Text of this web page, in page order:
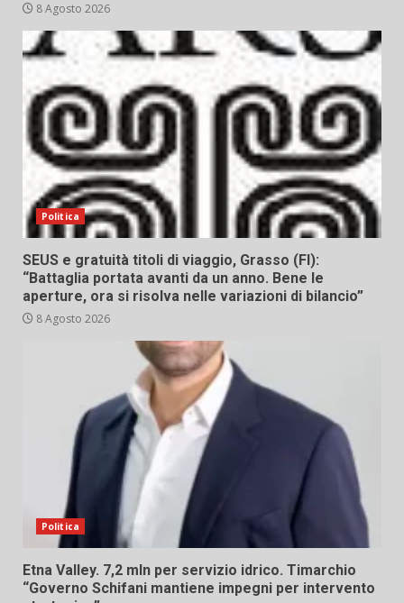
8 Agosto 2026
Politica
SEUS e gratuità titoli di viaggio, Grasso (FI):
“Battaglia portata avanti da un anno. Bene le
aperture, ora si risolva nelle variazioni di bilancio”
8 Agosto 2026
Politica
Etna Valley. 7,2 mln per servizio idrico. Timarchio
“Governo Schifani mantiene impegni per intervento